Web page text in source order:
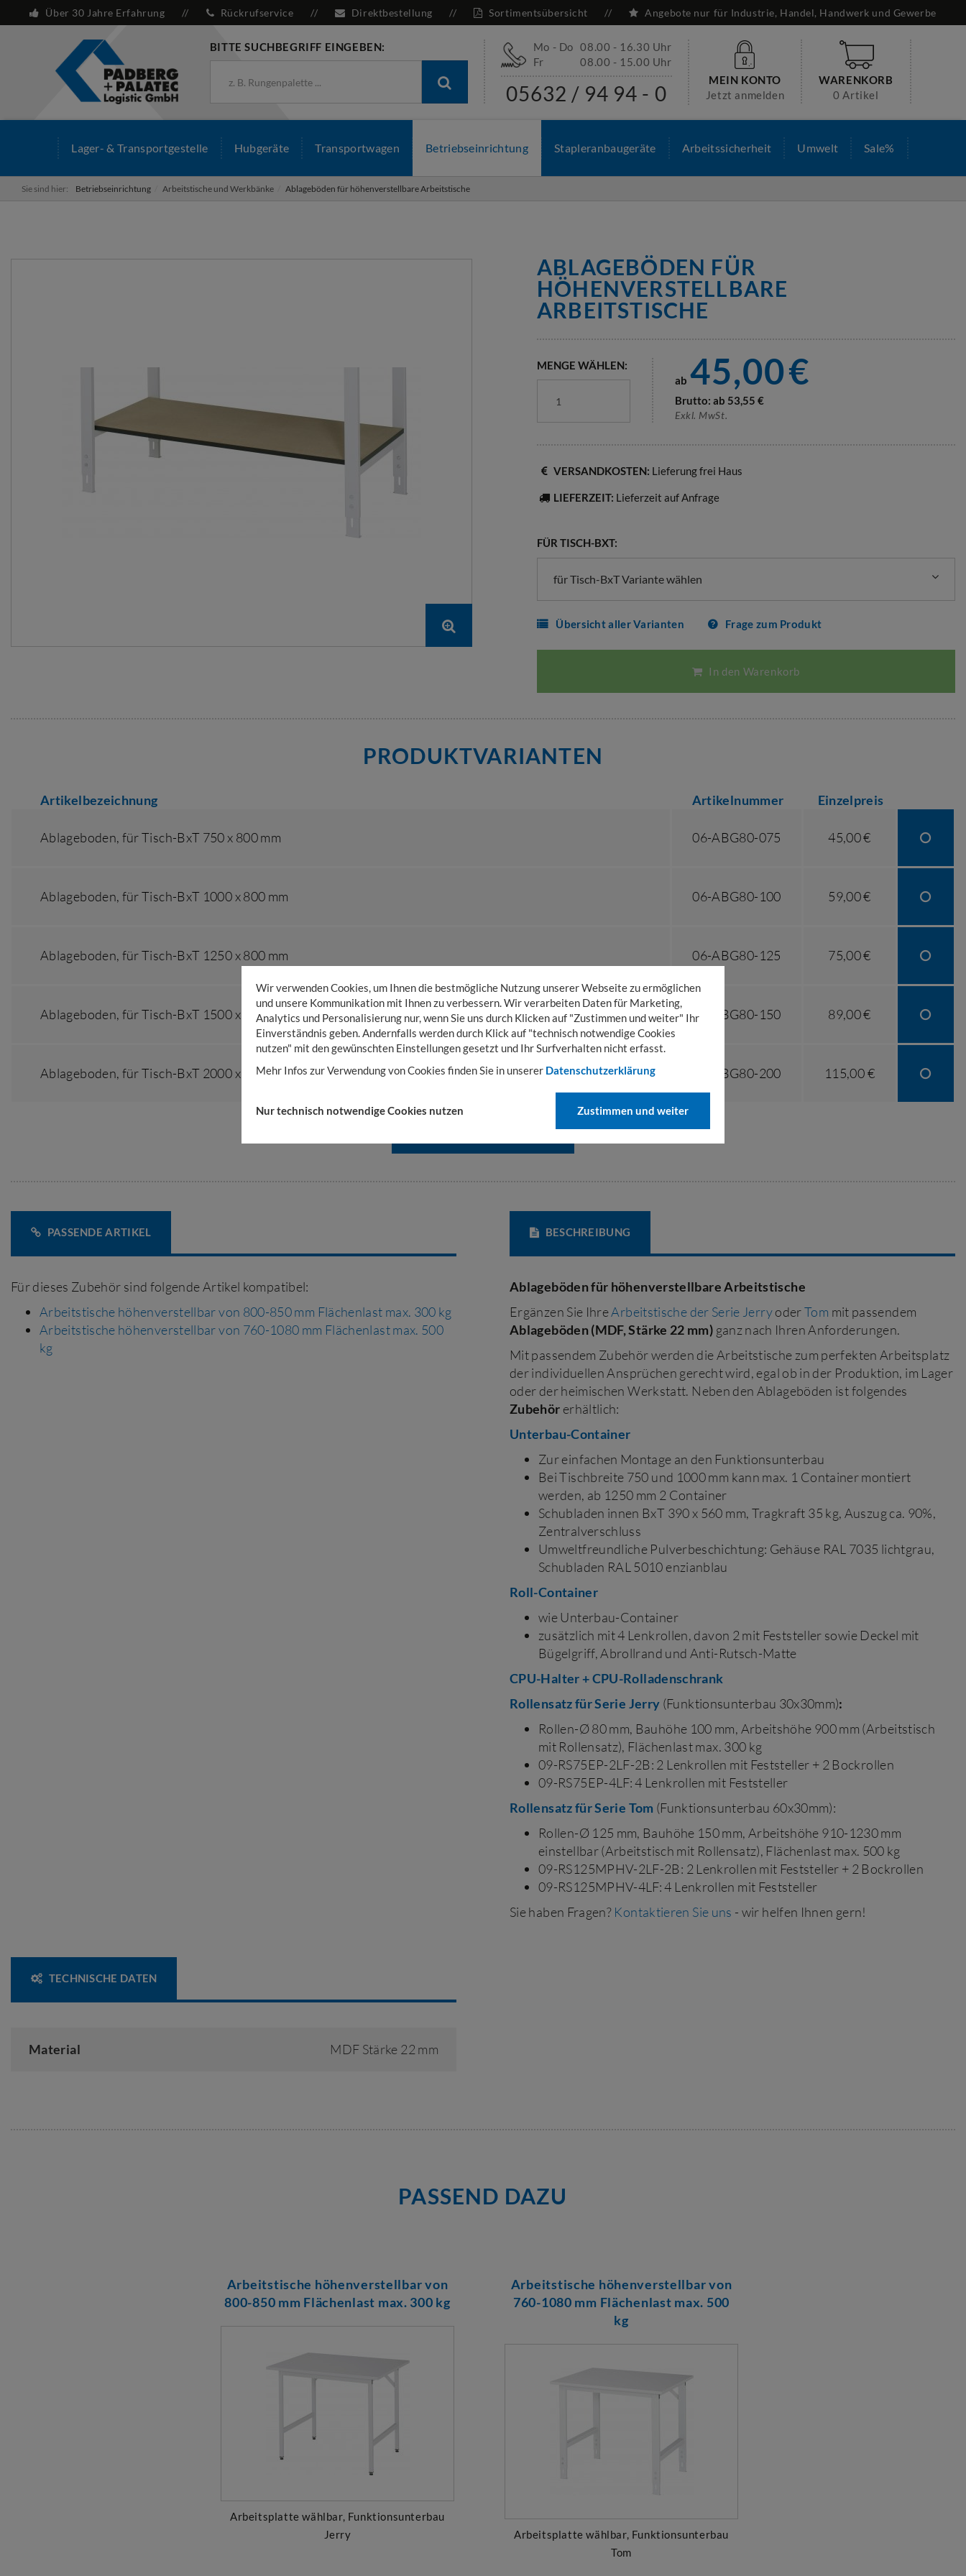
Über 30 Jahre Erfahrung Rückrufservice Direktbestellung Sortimentsübersicht Angebote nur für Industrie, Handel, Handwerk und Gewerbe
BITTE SUCHBEGRIFF EINGEBEN: Mo - Do 08.00 - 16.30 Uhr
Fr
08.00 - 15.00 Uhr
05632 / 94 94 - 0
MEIN KONTO
Jetzt anmelden
WARENKORB
0 Artikel
Lager- & Transportgestelle Hubgeräte Transportwagen Betriebseinrichtung Stapleranbaugeräte Arbeitssicherheit Umwelt Sale%
Sie sind hier: Betriebseinrichtung Arbeitstische und Werkbänke Ablageböden für höhenverstellbare Arbeitstische
ABLAGEBÖDEN FÜR
HÖHENVERSTELLBARE
ARBEITSTISCHE
MENGE WÄHLEN:
ab 45,00€
Brutto: ab 53,55 €
Exkl. MwSt.
VERSANDKOSTEN: Lieferung frei Haus
LIEFERZEIT: Lieferzeit auf Anfrage
FÜR TISCH-BXT:
für Tisch-BxT Variante wählen
Übersicht aller Varianten Frage zum Produkt
In den Warenkorb
PRODUKTVARIANTEN
Artikelbezeichnung Artikelnummer Einzelpreis
Ablageboden, für Tisch-BxT 750 x 800 mm 06-ABG80-075 45,00 €
Ablageboden, für Tisch-BxT 1000 x 800 mm 06-ABG80-100 59,00 €
Ablageboden, für Tisch-BxT 1250 x 800 mm 06-ABG80-125 75,00 €
Ablageboden, für Tisch-BxT 1500 x 800 mm 06-ABG80-150 89,00 €
Ablageboden, für Tisch-BxT 2000 x 800 mm 06-ABG80-200 115,00 €
PASSENDE ARTIKEL
Für dieses Zubehör sind folgende Artikel kompatibel:
Arbeitstische höhenverstellbar von 800-850 mm Flächenlast max. 300 kg
Arbeitstische höhenverstellbar von 760-1080 mm Flächenlast max. 500
kg
BESCHREIBUNG
Ablageböden für höhenverstellbare Arbeitstische
Ergänzen Sie IhreArbeitstische der Serie JerryoderTom mit passendem
Ablageböden (MDF, Stärke 22 mm) ganz nach Ihren Anforderungen.
Mit passendem Zubehör werden die Arbeitstische zum perfekten Arbeitsplatz
der individuellen Ansprüchen gerecht wird, egal ob in der Produktion, im Lager
oder der heimischen Werkstatt. Neben den Ablageböden ist folgendes
Zubehör erhältlich:
Unterbau-Container
Zur einfachen Montage an den Funktionsunterbau
Bei Tischbreite 750 und 1000 mm kann max. 1 Container montiert
werden, ab 1250 mm 2 Container
Schubladen innen BxT 390 x 560 mm, Tragkraft 35 kg, Auszug ca. 90%,
Zentralverschluss
Umweltfreundliche Pulverbeschichtung: Gehäuse RAL 7035 lichtgrau,
Schubladen RAL 5010 enzianblau
Roll-Container
wie Unterbau-Container
zusätzlich mit 4 Lenkrollen, davon 2 mit Feststeller sowie Deckel mit
Bügelgriff, Abrollrand und Anti-Rutsch-Matte
CPU-Halter + CPU-Rolladenschrank
Rollensatz für Serie Jerry (Funktionsunterbau 30x30mm):
Rollen-Ø 80 mm, Bauhöhe 100 mm, Arbeitshöhe 900 mm (Arbeitstisch
mit Rollensatz), Flächenlast max. 300 kg
09-RS75EP-2LF-2B: 2 Lenkrollen mit Feststeller + 2 Bockrollen
09-RS75EP-4LF: 4 Lenkrollen mit Feststeller
Rollensatz für Serie Tom (Funktionsunterbau 60x30mm):
Rollen-Ø 125 mm, Bauhöhe 150 mm, Arbeitshöhe 910-1230 mm
einstellbar (Arbeitstisch mit Rollensatz), Flächenlast max. 500 kg
09-RS125MPHV-2LF-2B: 2 Lenkrollen mit Feststeller + 2 Bockrollen
09-RS125MPHV-4LF: 4 Lenkrollen mit Feststeller
Sie haben Fragen? Kontaktieren Sie uns - wir helfen Ihnen gern!
TECHNISCHE DATEN
Material MDF Stärke 22 mm
PASSEND DAZU
Arbeitstische höhenverstellbar von
800-850 mm Flächenlast max. 300 kg
Arbeitsplatte wählbar, Funktionsunterbau
Jerry
Arbeitstische höhenverstellbar von
760-1080 mm Flächenlast max. 500
kg
Arbeitsplatte wählbar, Funktionsunterbau
Tom
Wir verwenden Cookies, um Ihnen die bestmögliche Nutzung unserer Webseite zu ermöglichen
und unsere Kommunikation mit Ihnen zu verbessern. Wir verarbeiten Daten für Marketing,
Analytics und Personalisierung nur, wenn Sie uns durch Klicken auf "Zustimmen und weiter" Ihr
Einverständnis geben. Andernfalls werden durch Klick auf "technisch notwendige Cookies
nutzen" mit den gewünschten Einstellungen gesetzt und Ihr Surfverhalten nicht erfasst.
Mehr Infos zur Verwendung von Cookies finden Sie in unserer Datenschutzerklärung
Nur technisch notwendige Cookies nutzen Zustimmen und weiter